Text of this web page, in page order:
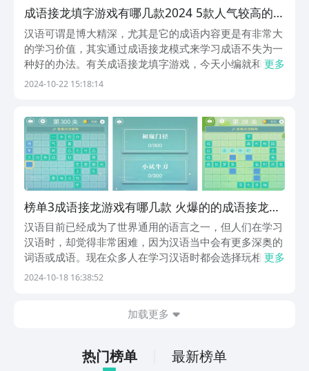
成语接龙填字游戏有哪几款2024 5款人气较高的成
语类游戏榜单
汉语可谓是博大精深，尤其是它的成语内容更是有非常大
的学习价值，其实通过成语接龙模式来学习成语不失为一
种好的办法。有关成语接龙填字游戏，今天小编就和大家
详细分享一下。让大家在娱乐的同时可以学习到更多有用
接...
更多
2024-10-22 15:18:14
榜单3成语接龙游戏有哪几款 火爆的的成语接龙游
戏手机版分享before_12024
汉语目前已经成为了世界通用的语言之一，但人们在学习
汉语时，却觉得非常困难，因为汉语当中会有更多深奥的
词语或成语。现在众多人在学习汉语时都会选择玩相关的
游戏，那么好玩的成语接龙游戏有哪些呢？成语接龙的游
更多
2024-10-18 16:38:52
加载更多
热门榜单 最新榜单